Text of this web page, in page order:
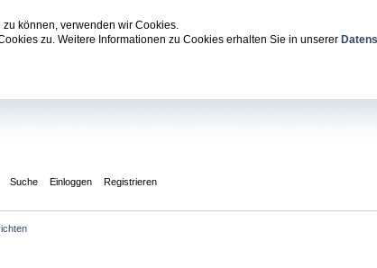
können, verwenden wir Cookies.
zu. Weitere Informationen zu Cookies erhalten Sie in unserer
Suche Einloggen Registrieren